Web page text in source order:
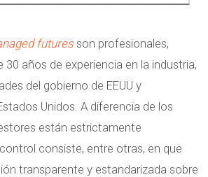
futuresson profesionales,
30 años de experiencia en la industria,
del gobierno de EEUU y
Unidos. A diferencia de los
están estrictamente
consiste, entre otras, en que
transparente y estandarizada sobre